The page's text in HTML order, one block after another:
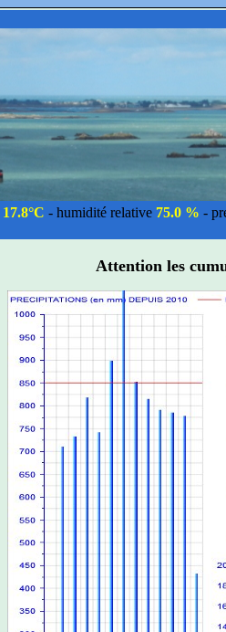
17.8°C - humidité relative 75.0 % -
Attention les